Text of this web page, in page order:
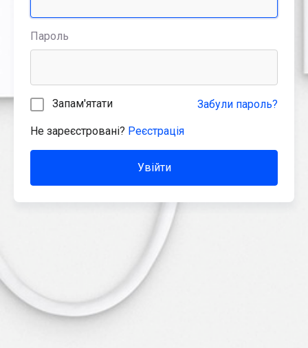
Пароль
Запам'ятати Забули пароль?
Не зареєстровані? Реєстрація